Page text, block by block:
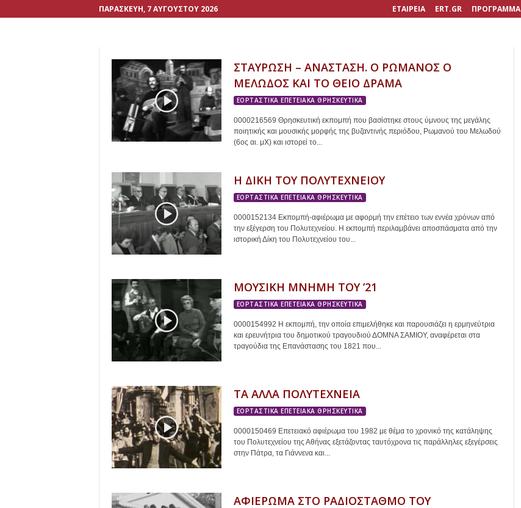
ΠΑΡΑΣΚΕΥΉ, 7 ΑΥΓΟΎΣΤΟΥ 2026 ΕΤΑΙΡΕΙΑ ERT.GR ΠΡΟΓΡΑΜΜΑ
ΣΤΑΥΡΩΣΗ – ΑΝΑΣΤΑΣΗ. Ο ΡΩΜΑΝΟΣ Ο
ΜΕΛΩΔΟΣ ΚΑΙ ΤΟ ΘΕΙΟ ΔΡΑΜΑ
ΕΟΡΤΑΣΤΙΚΑ ΕΠΕΤΕΙΑΚΑ ΘΡΗΣΚΕΥΤΙΚΑ
0000216569 Θρησκευτική εκπομπή που βασίστηκε στους ύμνους της μεγάλης
ποιητικής και μουσικής μορφής της βυζαντινής περιόδου, Ρωμανού του Μελωδού
(6ος αι. μΧ) και ιστορεί το...
Η ΔΙΚΗ ΤΟΥ ΠΟΛΥΤΕΧΝΕΙΟΥ
ΕΟΡΤΑΣΤΙΚΑ ΕΠΕΤΕΙΑΚΑ ΘΡΗΣΚΕΥΤΙΚΑ
0000152134 Εκπομπή-αφιέρωμα με αφορμή την επέτειο των εννέα χρόνων από
την εξέγερση του Πολυτεχνείου. Η εκπομπή περιλαμβάνει αποσπάσματα από την
ιστορική Δίκη του Πολυτεχνείου του...
ΜΟΥΣΙΚΗ ΜΝΗΜΗ ΤΟΥ ’21
ΕΟΡΤΑΣΤΙΚΑ ΕΠΕΤΕΙΑΚΑ ΘΡΗΣΚΕΥΤΙΚΑ
0000154992 Η εκπομπή, την οποία επιμελήθηκε και παρουσιάζει η ερμηνεύτρια
και ερευνήτρια του δημοτικού τραγουδιού ΔΟΜΝΑ ΣΑΜΙΟΥ, αναφέρεται στα
τραγούδια της Επανάστασης του 1821 που...
ΤΑ ΑΛΛΑ ΠΟΛΥΤΕΧΝΕΙΑ
ΕΟΡΤΑΣΤΙΚΑ ΕΠΕΤΕΙΑΚΑ ΘΡΗΣΚΕΥΤΙΚΑ
0000150469 Επετειακό αφιέρωμα του 1982 με θέμα το χρονικό της κατάληψης
του Πολυτεχνείου της Αθήνας εξετάζοντας ταυτόχρονα τις παράλληλες εξεγέρσεις
στην Πάτρα, τα Γιάννενα και...
ΑΦΙΕΡΩΜΑ ΣΤΟ ΡΑΔΙΟΣΤΑΘΜΟ ΤΟΥ